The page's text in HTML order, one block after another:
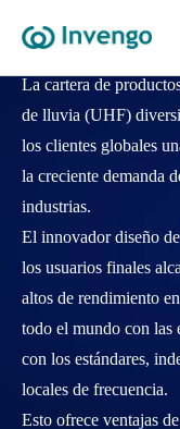
La cartera de
de lluvia (UHF)
los clientes globales
la creciente demanda
industrias.
El innovador diseño
los usuarios finales
altos de rendimiento
todo el mundo con las
con los estándares,
locales de frecuencia.
Esto ofrece ventajas